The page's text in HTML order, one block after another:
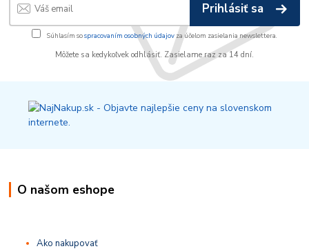
Prihlásiť sa
Súhlasím sospracovaním osobných údajov za účelom zasielania newslettera.
Môžete sa kedykoľvek odhlásiť. Zasielame raz za 14 dní.
O našom eshope
Ako nakupovať